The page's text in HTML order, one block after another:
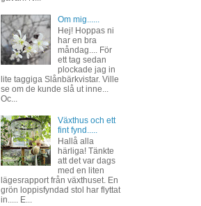
Om mig......
Hej! Hoppas ni
har en bra
måndag.... För
ett tag sedan
plockade jag in
lite taggiga Slånbärkvistar. Ville
se om de kunde slå ut inne...
Oc...
Växthus och ett
fint fynd.....
Hallå alla
härliga! Tänkte
att det var dags
med en liten
lägesrapport från växthuset. En
grön loppisfyndad stol har flyttat
in..... E...